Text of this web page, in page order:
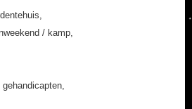
/ kamp,